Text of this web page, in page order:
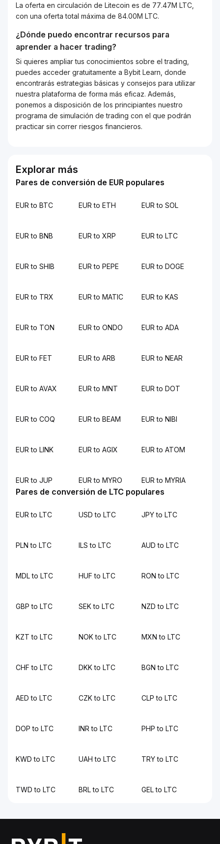
La oferta en circulación de Litecoin es de 77.47M LTC,
con una oferta total máxima de 84.00M LTC.
¿Dónde puedo encontrar recursos para
aprender a hacer trading?
Si quieres ampliar tus conocimientos sobre el trading,
puedes acceder gratuitamente a Bybit Learn, donde
encontrarás estrategias básicas y consejos para utilizar
nuestra plataforma de forma más eficaz. Además,
ponemos a disposición de los principiantes nuestro
programa de simulación de trading con el que podrán
practicar sin correr riesgos financieros.
Explorar más
Pares de conversión de EUR populares
EUR to BTC EUR to ETH EUR to SOL
EUR to BNB EUR to XRP EUR to LTC
EUR to SHIB EUR to PEPE EUR to DOGE
EUR to TRX EUR to MATIC EUR to KAS
EUR to TON EUR to ONDO EUR to ADA
EUR to FET EUR to ARB EUR to NEAR
EUR to AVAX EUR to MNT EUR to DOT
EUR to COQ EUR to BEAM EUR to NIBI
EUR to LINK EUR to AGIX EUR to ATOM
EUR to JUP EUR to MYRO EUR to MYRIA
Pares de conversión de LTC populares
EUR to LTC USD to LTC JPY to LTC
PLN to LTC ILS to LTC AUD to LTC
MDL to LTC HUF to LTC RON to LTC
GBP to LTC SEK to LTC NZD to LTC
KZT to LTC NOK to LTC MXN to LTC
CHF to LTC DKK to LTC BGN to LTC
AED to LTC CZK to LTC CLP to LTC
DOP to LTC INR to LTC PHP to LTC
KWD to LTC UAH to LTC TRY to LTC
TWD to LTC BRL to LTC GEL to LTC